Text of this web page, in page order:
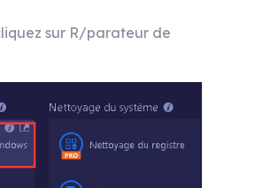
sur R/parateur de